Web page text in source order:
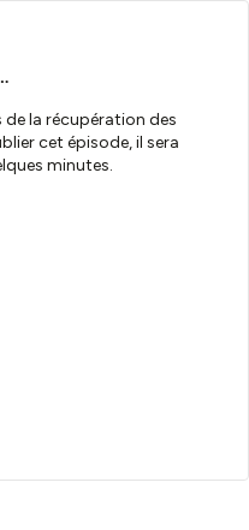
de la récupération des
cet épisode, il sera
minutes.